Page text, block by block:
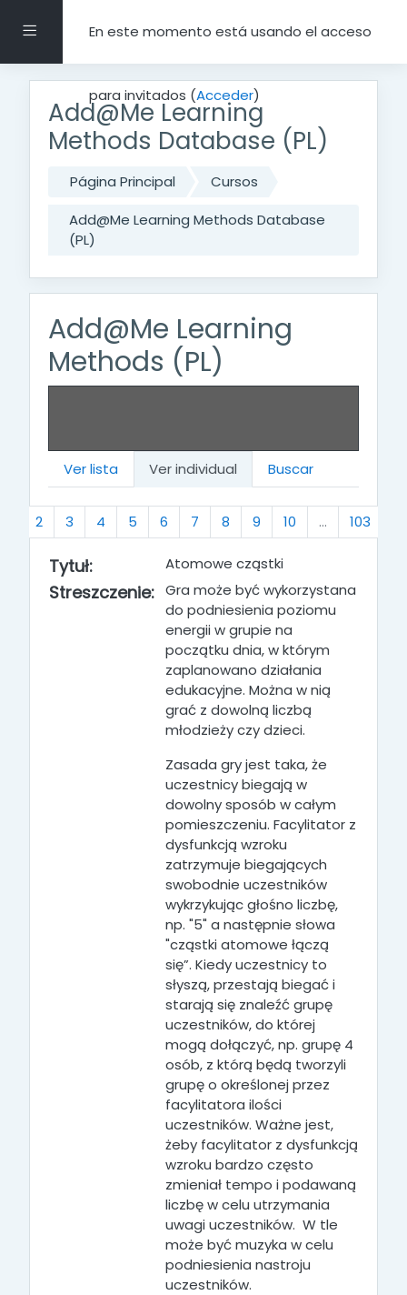
Panel lateralEn este momento está usando el acceso
para invitados (Acceder)
Add@Me Learning
Methods Database (PL)
Página Principal
Cursos
Add@Me Learning Methods Database
(PL)
Add@Me Learning
Methods (PL)
Ver lista Ver individual Buscar
(actual)
2 3 4 5 6 7 8 9 10 … 103
Tytuł: Atomowe cząstki
Streszczenie: Gra może być wykorzystana
do podniesienia poziomu
energii w grupie na
początku dnia, w którym
zaplanowano działania
edukacyjne. Można w nią
grać z dowolną liczbą
młodzieży czy dzieci.
Zasada gry jest taka, że
uczestnicy biegają w
dowolny sposób w całym
pomieszczeniu. Facylitator z
dysfunkcją wzroku
zatrzymuje biegających
swobodnie uczestników
wykrzykując głośno liczbę,
np. "5" a następnie słowa
"cząstki atomowe łączą
się”. Kiedy uczestnicy to
słyszą, przestają biegać i
starają się znaleźć grupę
uczestników, do której
mogą dołączyć, np. grupę 4
osób, z którą będą tworzyli
grupę o określonej przez
facylitatora ilości
uczestników. Ważne jest,
żeby facylitator z dysfunkcją
wzroku bardzo często
zmieniał tempo i podawaną
liczbę w celu utrzymania
uwagi uczestników. W tle
może być muzyka w celu
podniesienia nastroju
uczestników.